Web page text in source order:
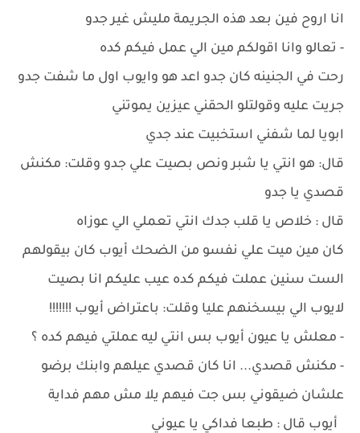
انا اروح فين بعد هذه الجريمة مليش غير جدو
- تعالو وانا اقولكم مين الي عمل فيكم كده
رحت في الجنينه كان جدو اعد هو وايوب اول ما شفت جدو
جريت عليه وقولتلو الحقني عيزين يموتني
ابويا لما شفني استخبيت عند جدي
قال: هو انتي يا شبر ونص بصيت علي جدو وقلت: مكنش
قصدي يا جدو
قال : خلاص يا قلب جدك انتي تعملي الي عوزاه
كان مين ميت علي نفسو من الضحك أيوب كان بيقولهم
الست سنين عملت فيكم كده عيب عليكم انا بصيت
لايوب الي بيسخنهم عليا وقلت: باعتراض أيوب !!!!!!!
- معلش يا عيون أيوب بس انتي ليه عملتي فيهم كده ؟
- مكنش قصدي... انا كان قصدي عيلهم وابنك برضو
علشان ضيقوني بس جت فيهم يلا مش مهم فداية
أيوب قال : طبعا فداكي يا عيوني